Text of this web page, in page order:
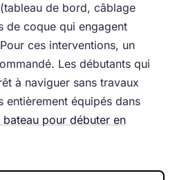
de bord, câblage
de coque qui engagent
ces interventions, un
Les débutants qui
à naviguer sans travaux
entièrement équipés dans
pour débuter en